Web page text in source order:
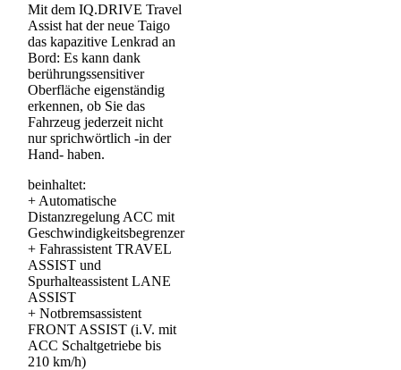
Mit dem IQ.DRIVE Travel
Assist hat der neue Taigo
das kapazitive Lenkrad an
Bord: Es kann dank
berührungssensitiver
Oberfläche eigenständig
erkennen, ob Sie das
Fahrzeug jederzeit nicht
nur sprichwörtlich -in der
Hand- haben.
beinhaltet:
+ Automatische
Distanzregelung ACC mit
Geschwindigkeitsbegrenzer
+ Fahrassistent TRAVEL
ASSIST und
Spurhalteassistent LANE
ASSIST
+ Notbremsassistent
FRONT ASSIST (i.V. mit
ACC Schaltgetriebe bis
210 km/h)